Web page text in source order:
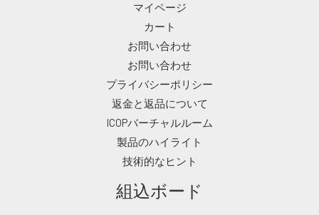
マイページ
カート
お問い合わせ
お問い合わせ
プライバシーポリシー
返金と返品について
ICOPバーチャルルーム
製品のハイライト
技術的なヒント
組込ボード